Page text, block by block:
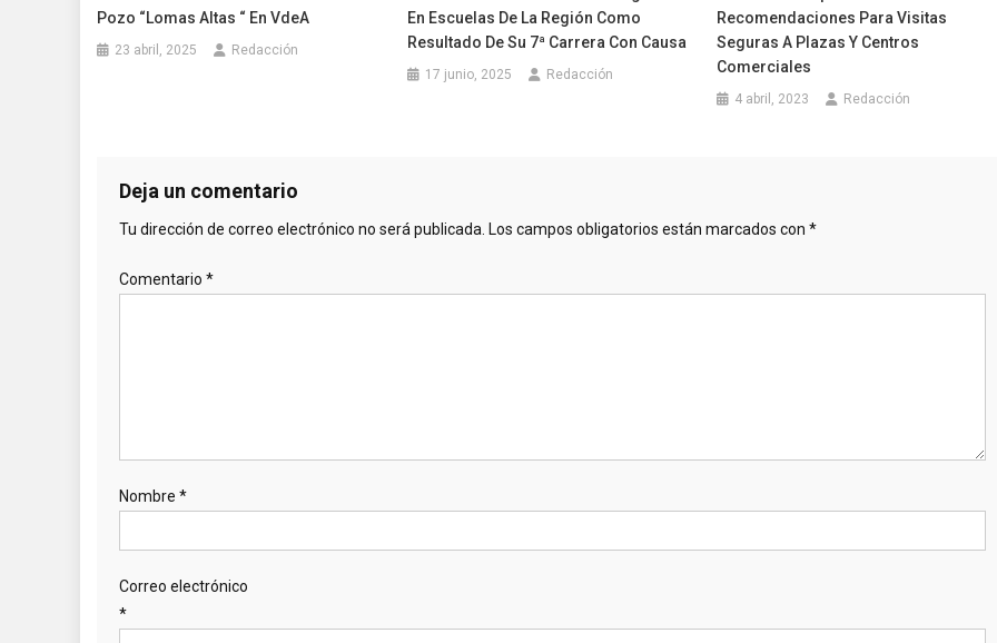
Pozo “Lomas Altas “ En VdeA
23 abril, 2025 Redacción
En Escuelas De La Región Como
Resultado De Su 7ª Carrera Con Causa
17 junio, 2025 Redacción
Recomendaciones Para Visitas
Seguras A Plazas Y Centros
Comerciales
4 abril, 2023 Redacción
Deja un comentario
Tu dirección de correo electrónico no será publicada. Los campos obligatorios están marcados con *
Comentario *
Nombre *
Correo electrónico
*